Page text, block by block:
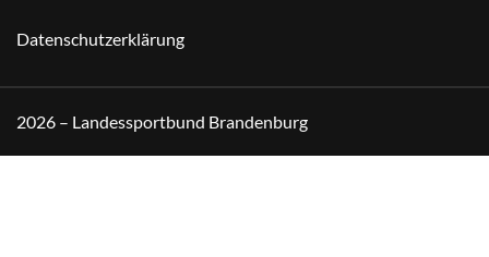
Datenschutzerklärung
2026 – Landessportbund Brandenburg